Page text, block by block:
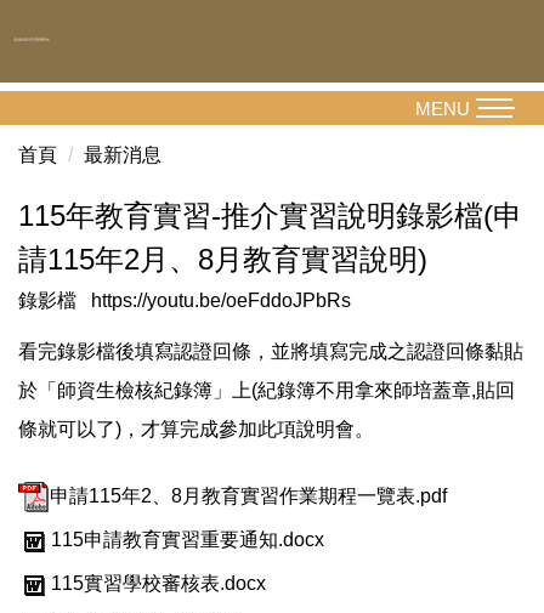
到
容
MENU
首頁 最新消息
115年教育實習-推介實習說明錄影檔(申
請115年2月、8月教育實習說明)
錄影檔 https://youtu.be/oeFddoJPbRs
看完錄影檔後填寫認證回條，並將填寫完成之認證回條黏貼
於「師資生檢核紀錄簿」上(紀錄簿不用拿來師培蓋章,貼回
條就可以了)，才算完成參加此項說明會。
申請115年2、8月教育實習作業期程一覽表.pdf
115申請教育實習重要通知.docx
115實習學校審核表.docx